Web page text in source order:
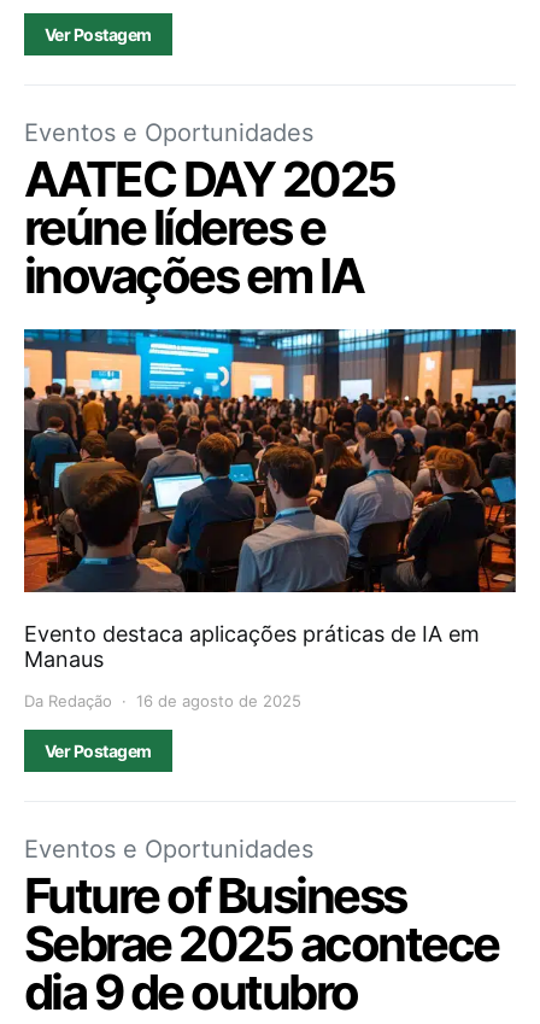
Ver Postagem
Eventos e Oportunidades
AATEC DAY 2025
reúne líderes e
inovações em IA
Evento destaca aplicações práticas de IA em
Manaus
Da Redação 16 de agosto de 2025
Ver Postagem
Eventos e Oportunidades
Future of Business
Sebrae 2025 acontece
dia 9 de outubro